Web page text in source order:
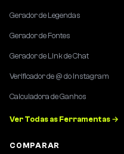
Gerador de Legendas
Gerador de Fontes
Gerador de Link de Chat
Verificador de @ do Instagram
Calculadora de Ganhos
Ver Todas as Ferramentas →
COMPARAR